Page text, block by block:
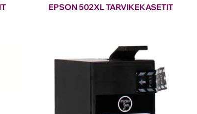
EPSON 502XL TARVIKEKASETIT